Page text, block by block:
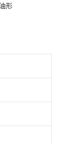
形